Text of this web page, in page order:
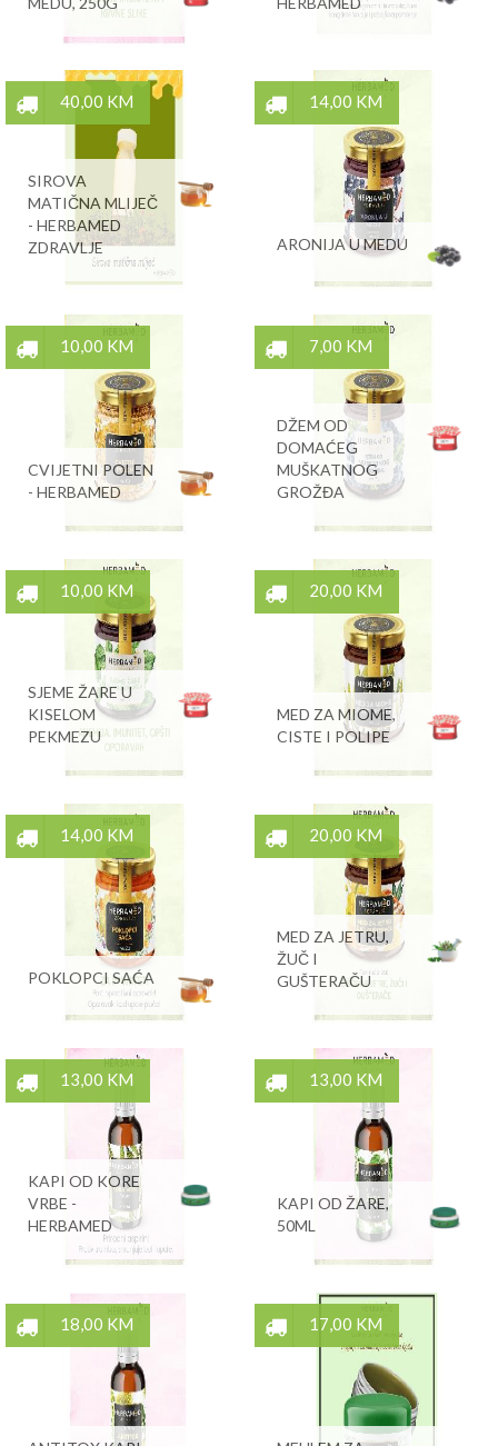
40,00 KM
SIROVA
MATIČNA MLIJEČ
- HERBAMED
ZDRAVLJE
14,00 KM
ARONIJA U MEDU
10,00 KM
CVIJETNI POLEN
- HERBAMED
7,00 KM
DŽEM OD
DOMAĆEG
MUŠKATNOG
GROŽĐA
10,00 KM
SJEME ŽARE U
KISELOM
PEKMEZU
20,00 KM
MED ZA MIOME,
CISTE I POLIPE
14,00 KM
POKLOPCI SAĆA
20,00 KM
MED ZA JETRU,
ŽUČ I
GUŠTERAČU
13,00 KM
KAPI OD KORE
VRBE -
HERBAMED
13,00 KM
KAPI OD ŽARE,
50ML
18,00 KM 17,00 KM